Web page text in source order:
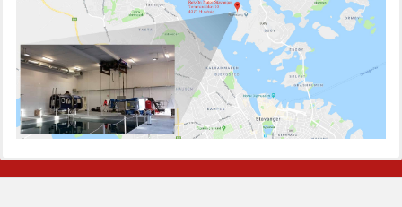
u/mørkekjøring – repetisjon (OSE152)
Mørkekjøring-modul for Mann-Over-
Bord (hurtiggående) liten båt
(OSE1001)
ROC sertifikat grunnleggende
(GMDSS) (ORC102)